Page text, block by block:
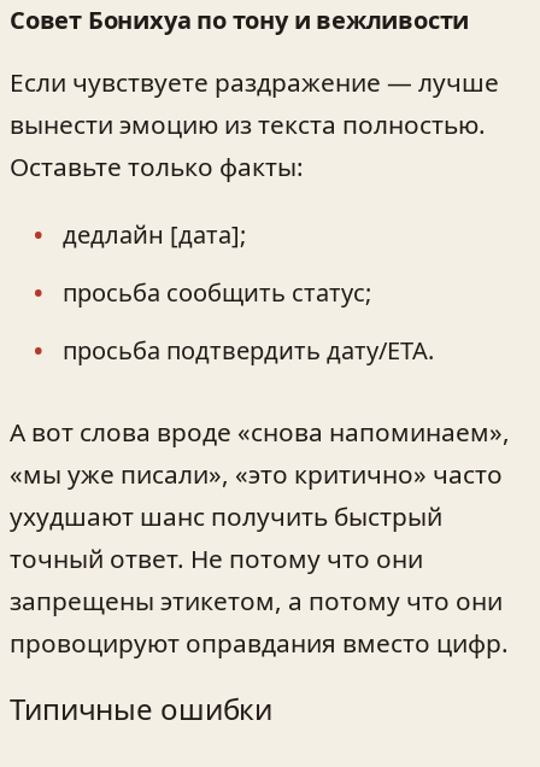
Совет Бонихуа по тону и вежливости
Если чувствуете раздражение — лучше
вынести эмоцию из текста полностью.
Оставьте только факты:
дедлайн [дата];
просьба сообщить статус;
просьба подтвердить дату/ETA.
А вот слова вроде «снова напоминаем»,
«мы уже писали», «это критично» часто
ухудшают шанс получить быстрый
точный ответ. Не потому что они
запрещены этикетом, а потому что они
провоцируют оправдания вместо цифр.
Типичные ошибки